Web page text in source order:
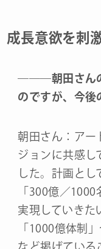
成長意欲を刺
―――朝田さん
のですが、今後
朝田さん：アー
ジョンに共感し
した。計画と
「300億／
実現していきた
「1000億体制
など掲げている